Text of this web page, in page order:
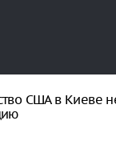
США в Киеве